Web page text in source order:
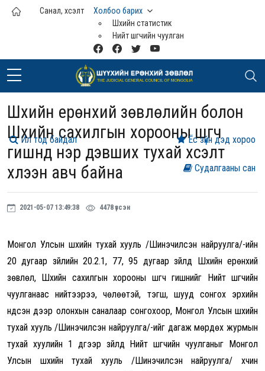
Үндсэн агуулга руу шилжих
Санал, хүсэлт
Холбоо барих
Шүүхийн статистик
Нийт шүүгчийн чуулган
Шүүхийн ерөнхий зөвлөлийн болон
Шүүхийн сахилгын хорооны шүүгч
гишүүнд нэр дэвших тухай хүсэлт
хүлээн авч байна
2021-05-07 13:49:38 4478 үзсэн
Монгол Улсын шүүхийн тухай хууль /Шинэчилсэн найруулга/-ийн
20 дугаар зүйлийн 20.2.1, 77, 95 дугаар зүйлд Шүүхийн ерөнхий
зөвлөл, Шүүхийн сахилгын хорооны шүүгч гишүүнийг Нийт шүүгчийн
чуулганаас нийтээрээ, чөлөөтэй, тэгш,шууд сонгох эрхийн
үндсэн дээр олонхын саналаар сонгохоор, Монгол Улсын шүүхийн
тухай хууль/Шинэчилсэн найруулга/-ийг дагаж мөрдөх журмын
тухай хуулийн 1 дүгээр зүйлд Нийт шүүгчийн чуулганыг Монгол
Улсын шүүхийн тухай хууль /Шинэчилсэн найруулга/ хүчин
Судалгааны сан
Ёс зүйн дэд хороо
Ил тод байдал